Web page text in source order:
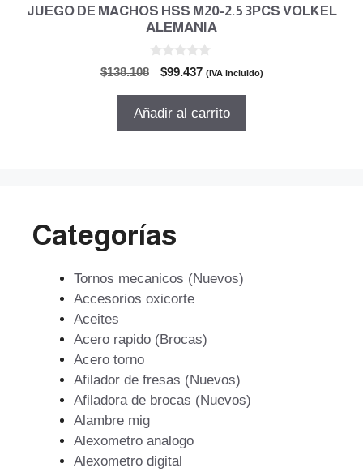
JUEGO DE MACHOS HSS M20-2.5 3PCS VOLKEL
ALEMANIA
$138.108
El
original
$99.437El
actual
(IVA incluido)
Añadir al carrito
Categorías
Tornos mecanicos (Nuevos)
Accesorios oxicorte
Aceites
Acero rapido (Brocas)
Acero torno
Afilador de fresas (Nuevos)
Afiladora de brocas (Nuevos)
Alambre mig
Alexometro analogo
Alexometro digital